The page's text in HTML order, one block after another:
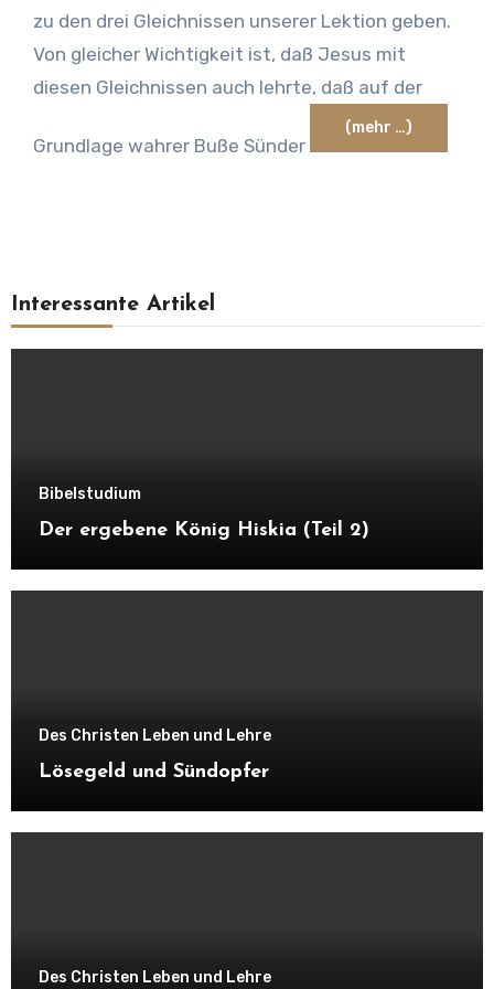
zu den drei Gleichnissen unserer Lektion geben.
Von gleicher Wichtigkeit ist, daß Jesus mit
diesen Gleichnissen auch lehrte, daß auf der
Grundlage wahrer Buße Sünder
(mehr …)
Interessante Artikel
Bibelstudium
Der ergebene König Hiskia (Teil 2)
Des Christen Leben und Lehre
Lösegeld und Sündopfer
Des Christen Leben und Lehre